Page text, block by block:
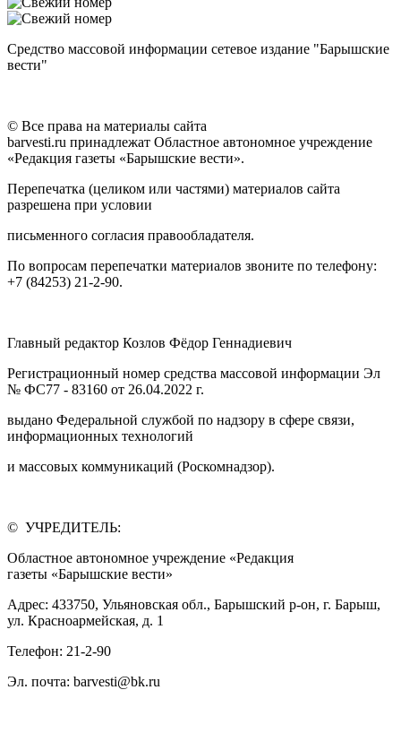
Средство массовой информации сетевое издание "Барышские
вести"
© Все права на материалы сайта
barvesti.ru принадлежат Областное автономное учреждение
«Редакция газеты «Барышские вести».
Перепечатка (целиком или частями) материалов сайта
разрешена при условии
письменного согласия правообладателя.
По вопросам перепечатки материалов звоните по телефону:
+7 (84253) 21-2-90.
Главный редактор Козлов Фёдор Геннадиевич
Регистрационный номер средства массовой информации Эл
№ ФС77 - 83160 от 26.04.2022 г.
выдано Федеральной службой по надзору в сфере связи,
информационных технологий
и массовых коммуникаций (Роскомнадзор).
© УЧРЕДИТЕЛЬ:
Областное автономное учреждение «Редакция
газеты «Барышские вести»
Адрес: 433750, Ульяновская обл., Барышский р-он, г. Барыш,
ул. Красноармейская, д. 1
Телефон: 21-2-90
Эл. почта: barvesti@bk.ru